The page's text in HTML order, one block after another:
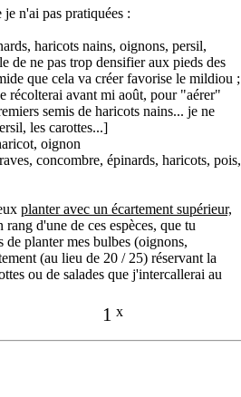
n'ai pas pratiquées :
haricots nains, oignons, persil,
de ne pas trop densifier aux pieds des
que cela va créer favorise le mildiou ;
récolterai avant mi août, pour "aérer"
semis de haricots nains... je ne
les carottes...]
oignon
concombre, épinards, haricots, pois,
planter avec un écartement supérieur,
d'une de ces espèces, que tu
de planter mes bulbes (oignons,
(au lieu de 20 / 25) réservant la
ou de salades que j'intercallerai au
1 x